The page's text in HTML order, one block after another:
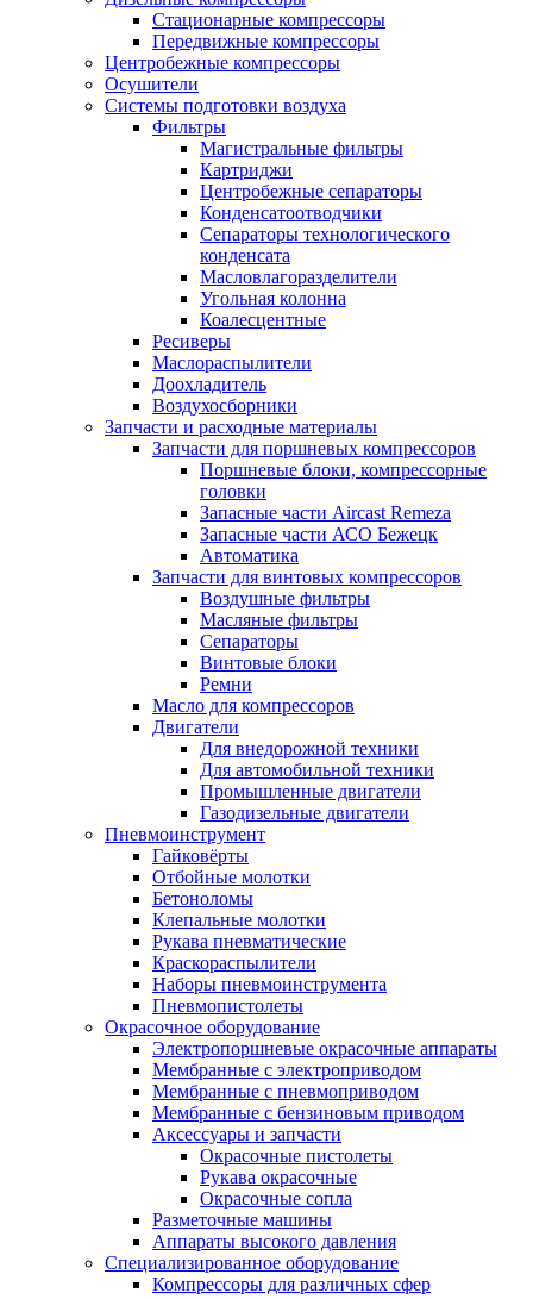
Стационарные компрессоры
Передвижные компрессоры
Центробежные компрессоры
Осушители
Системы подготовки воздуха
Фильтры
Магистральные фильтры
Картриджи
Центробежные сепараторы
Конденсатоотводчики
Сепараторы технологического
конденсата
Масловлагоразделители
Угольная колонна
Коалесцентные
Ресиверы
Маслораспылители
Доохладитель
Воздухосборники
Запчасти и расходные материалы
Запчасти для поршневых компрессоров
Поршневые блоки, компрессорные
головки
Запасные части Aircast Remeza
Запасные части АСО Бежецк
Автоматика
Запчасти для винтовых компрессоров
Воздушные фильтры
Масляные фильтры
Сепараторы
Винтовые блоки
Ремни
Масло для компрессоров
Двигатели
Для внедорожной техники
Для автомобильной техники
Промышленные двигатели
Газодизельные двигатели
Пневмоинструмент
Гайковёрты
Отбойные молотки
Бетоноломы
Клепальные молотки
Рукава пневматические
Краскораспылители
Наборы пневмоинструмента
Пневмопистолеты
Окрасочное оборудование
Электропоршневые окрасочные аппараты
Мембранные с электроприводом
Мембранные с пневмоприводом
Мембранные с бензиновым приводом
Аксессуары и запчасти
Окрасочные пистолеты
Рукава окрасочные
Окрасочные сопла
Разметочные машины
Аппараты высокого давления
Специализированное оборудование
Компрессоры для различных сфер